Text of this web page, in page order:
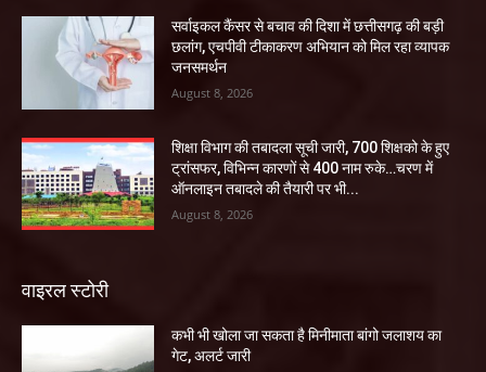
सर्वाइकल कैंसर से बचाव की दिशा में छत्तीसगढ़ की बड़ी
छलांग, एचपीवी टीकाकरण अभियान को मिल रहा व्यापक
जनसमर्थन
August 8, 2026
शिक्षा विभाग की तबादला सूची जारी, 700 शिक्षको के हुए
ट्रांसफर, विभिन्न कारणों से 400 नाम रुके…चरण में
ऑनलाइन तबादले की तैयारी पर भी...
August 8, 2026
वाइरल स्टोरी
कभी भी खोला जा सकता है मिनीमाता बांगो जलाशय का
गेट, अलर्ट जारी